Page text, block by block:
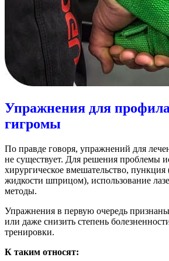
Упражнения для
гигромы
По правде говоря, упражнений для
не существует. Для решения проблемы
хирургическое вмешательство, пункция
жидкости шприцом), использование
методы.
Упражнения в первую очередь признаны
или даже снизить степень
тренировки.
К таким относят: